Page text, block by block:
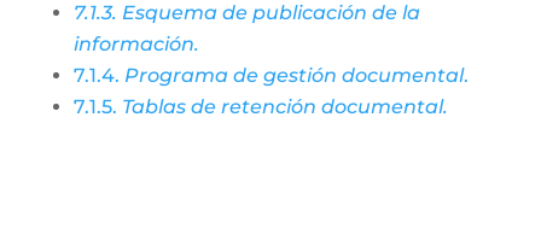
7.1.3. Esquema de publicación de la
información.
7.1.4. Programa de gestión documental.
7.1.5. Tablas de retención documental.